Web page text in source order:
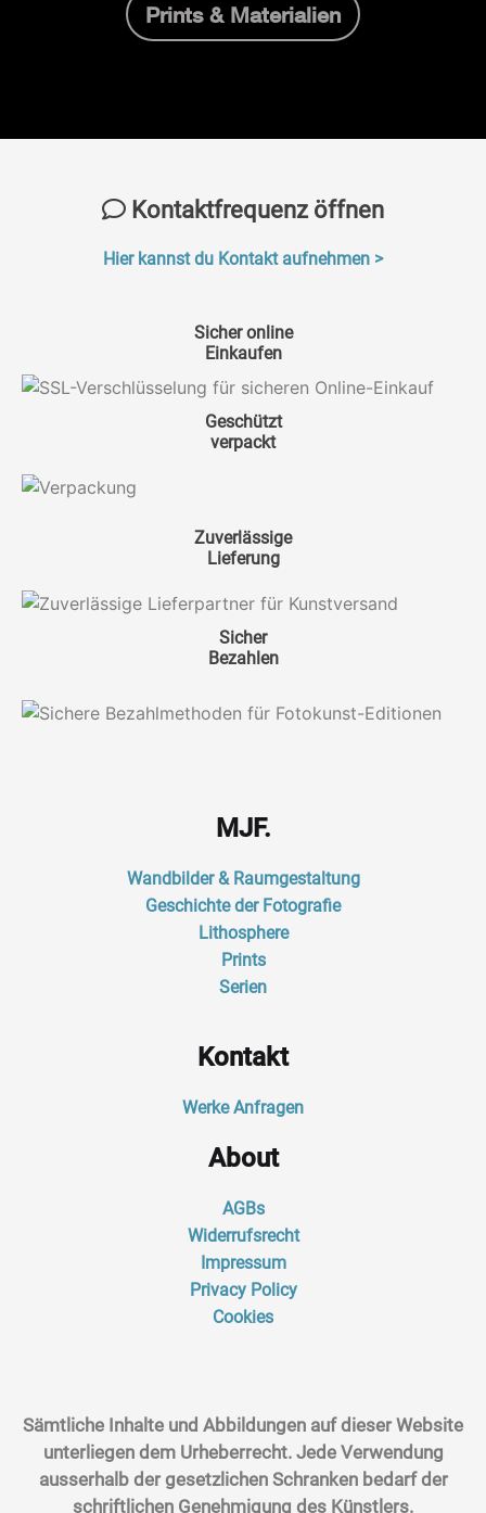
Prints & Materialien
Kontaktfrequenz öffnen
Hier kannst du Kontakt aufnehmen >
Sicher online
Einkaufen
Geschützt
verpackt
Zuverlässige
Lieferung
Sicher
Bezahlen
MJF.
Wandbilder & Raumgestaltung
Geschichte der Fotografie
Lithosphere
Prints
Serien
Kontakt
Werke Anfragen
About
AGBs
Widerrufsrecht
Impressum
Privacy Policy
Cookies
Sämtliche Inhalte und Abbildungen auf dieser Website
unterliegen dem Urheberrecht. Jede Verwendung
ausserhalb der gesetzlichen Schranken bedarf der
schriftlichen Genehmigung des Künstlers.